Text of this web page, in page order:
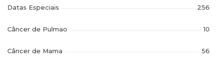
Datas Especiais 256
Câncer de Pulmao 10
Câncer de Mama 56